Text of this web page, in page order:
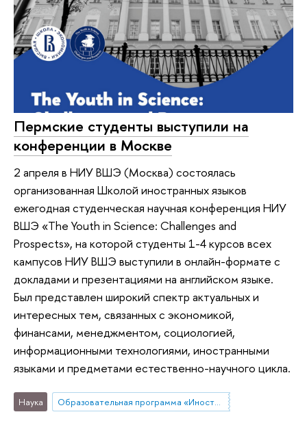
Пермские студенты выступили на
конференции в Москве
2 апреля в НИУ ВШЭ (Москва) состоялась
организованная Школой иностранных языков
ежегодная студенческая научная конференция НИУ
ВШЭ «The Youth in Science: Challenges and
Prospects», на которой студенты 1-4 курсов всех
кампусов НИУ ВШЭ выступили в онлайн-формате с
докладами и презентациями на английском языке.
Был представлен широкий спектр актуальных и
интересных тем, связанных с экономикой,
финансами, менеджментом, социологией,
информационными технологиями, иностранными
языками и предметами естественно-научного цикла.
Наука Образовательная программа «Иностранные языки и межкультурная коммуникация в бизнесе»